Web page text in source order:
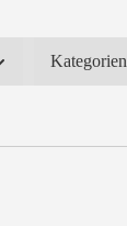
Kategorien